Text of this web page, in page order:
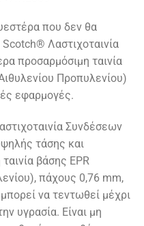
που δεν θα
Λαστιχοταινία
προσαρμόσιμη ταινία
Προπυλενίου)
εφαρμογές.
Συνδέσεων
τάσης και
βάσης EPR
πάχους 0,76 mm,
να τεντωθεί μέχρι
υγρασία. Είναι μη